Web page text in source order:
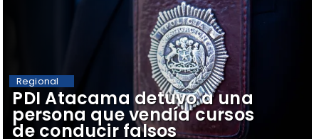
​PDI Atacama detuvo a una
persona que vendía cursos
de conducir falsos
Regional